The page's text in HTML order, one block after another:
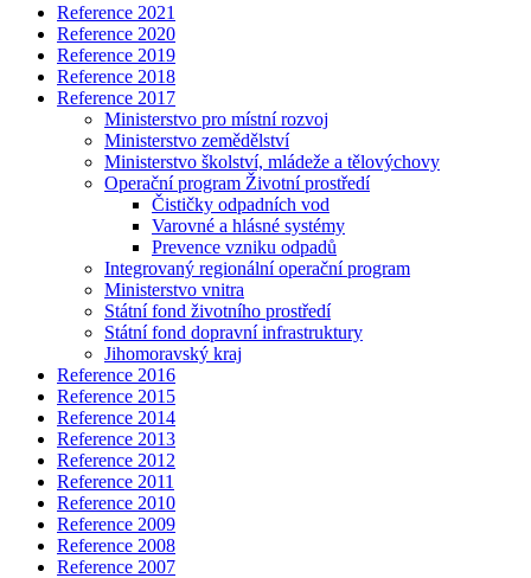
Reference 2021
Reference 2020
Reference 2019
Reference 2018
Reference 2017
Ministerstvo pro místní rozvoj
Ministerstvo zemědělství
Ministerstvo školství, mládeže a tělovýchovy
Operační program Životní prostředí
Čističky odpadních vod
Varovné a hlásné systémy
Prevence vzniku odpadů
Integrovaný regionální operační program
Ministerstvo vnitra
Státní fond životního prostředí
Státní fond dopravní infrastruktury
Jihomoravský kraj
Reference 2016
Reference 2015
Reference 2014
Reference 2013
Reference 2012
Reference 2011
Reference 2010
Reference 2009
Reference 2008
Reference 2007